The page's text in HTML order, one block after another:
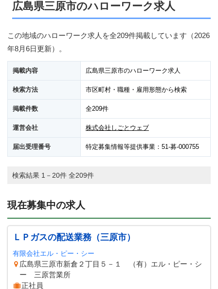
広島県三原市のハローワーク求人
この地域のハローワーク求人を全209件掲載しています（2026
年8月6日更新）。
掲載内容 広島県三原市のハローワーク求人
検索方法 市区町村・職種・雇用形態から検索
掲載件数 全209件
運営会社 株式会社しごとウェブ
届出受理番号 特定募集情報等提供事業：51-募-000755
検索結果 1－20件 全209件
現在募集中の求人
ＬＰガスの配送業務（三原市）
有限会社エル・ピー・シー
広島県三原市新倉２丁目５－１ （有）エル・ピー・シ
ー 三原営業所
正社員